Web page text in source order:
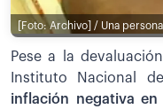
[Foto: Archivo] / Una
Pese a la
Instituto Nacional
inflación negativa en